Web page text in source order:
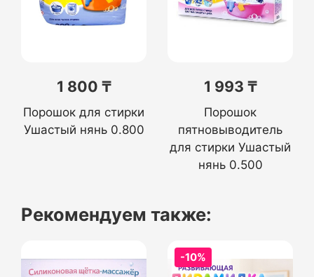
1 800 ₸
Порошок для стирки
Ушастый нянь 0.800
1 993 ₸
Порошок
пятновыводитель
для стирки Ушастый
нянь 0.500
Рекомендуем также:
-10%